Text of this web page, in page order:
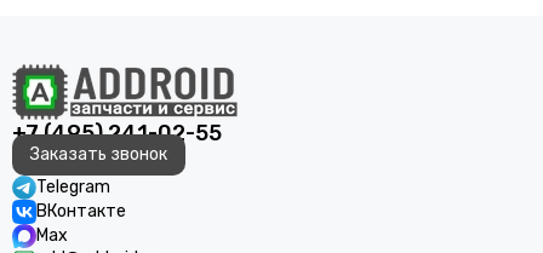
+7 (495) 241-02-55
Заказать звонок
Telegram
ВКонтакте
Max